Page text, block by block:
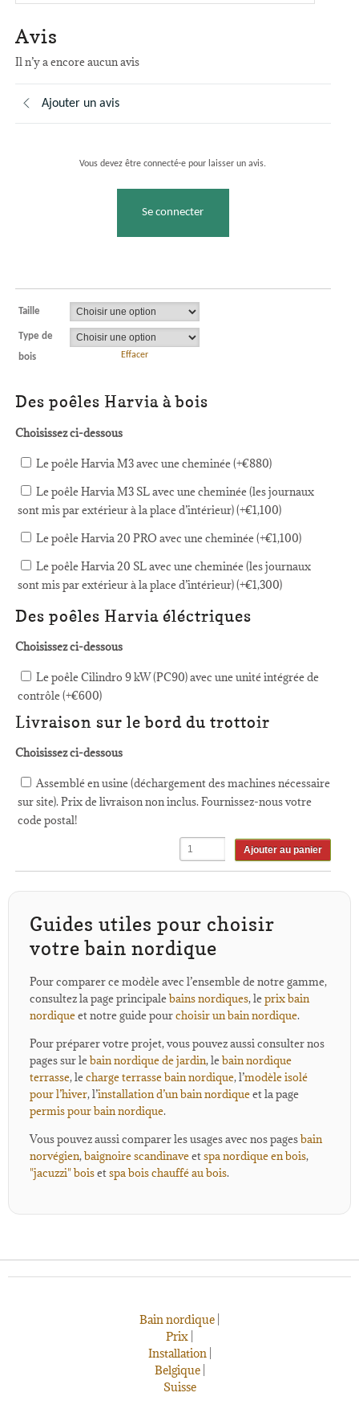
Avis
Il n’y a encore aucun avis
Ajouter un avis
Vous devez être connecté·e pour laisser un avis.
Se connecter
Taille
Type de
bois
Effacer
Des poêles Harvia à bois
Choisissez ci-dessous
Le poêle Harvia M3 avec une cheminée (+€880)
Le poêle Harvia M3 SL avec une cheminée (les journaux
sont mis par extérieur à la place d’intérieur) (+€1,100)
Le poêle Harvia 20 PRO avec une cheminée (+€1,100)
Le poêle Harvia 20 SL avec une cheminée (les journaux
sont mis par extérieur à la place d’intérieur) (+€1,300)
Des poêles Harvia éléctriques
Choisissez ci-dessous
Le poêle Cilindro 9 kW (PC90) avec une unité intégrée de
contrôle (+€600)
Livraison sur le bord du trottoir
Choisissez ci-dessous
Assemblé en usine (déchargement des machines nécessaire
sur site). Prix de livraison non inclus. Fournissez-nous votre
code postal!
Ajouter au panier
Guides utiles pour choisir
votre bain nordique
Pour comparer ce modèle avec l’ensemble de notre gamme,
consultez la page principalebains nordiques, leprix bain
nordiqueet notre guide pourchoisir un bain nordique.
Pour préparer votre projet, vous pouvez aussi consulter nos
pages sur lebain nordique de jardin, lebain nordique
terrasse, lecharge terrasse bain nordique, l’modèle isolé
pour l’hiver, l’installation d’un bain nordiqueet la page
permis pour bain nordique.
Vous pouvez aussi comparer les usages avec nos pagesbain
norvégien,baignoire scandinaveetspa nordique en bois,
"jacuzzi" boisetspa bois chauffé au bois.
Bain nordique
Prix
Installation|
Belgique|
Suisse